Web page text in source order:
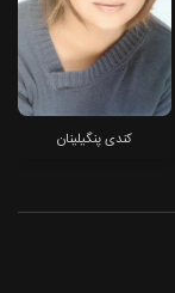
کندی پنگیلینان